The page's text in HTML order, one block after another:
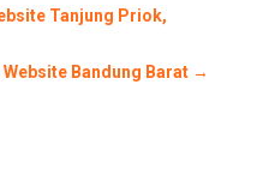
Tanjung Priok,
Bandung Barat →